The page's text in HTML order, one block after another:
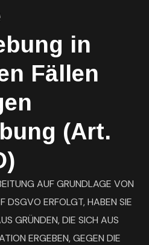
in
Fällen
(Art.
AUF GRUNDLAGE VON
DSGVO ERFOLGT, HABEN SIE
GRÜNDEN, DIE SICH AUS
ERGEBEN, GEGEN DIE